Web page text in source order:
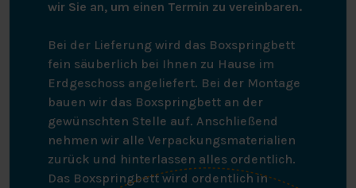
wir Sie an, um einen Termin zu vereinbaren.
Bei der Lieferung wird das Boxspringbett
fein säuberlich bei Ihnen zu Hause im
Erdgeschoss angeliefert. Bei der Montage
bauen wir das Boxspringbett an der
gewünschten Stelle auf. Anschließend
nehmen wir alle Verpackungsmaterialien
zurück und hinterlassen alles ordentlich.
Das Boxspringbett wird ordentlich in